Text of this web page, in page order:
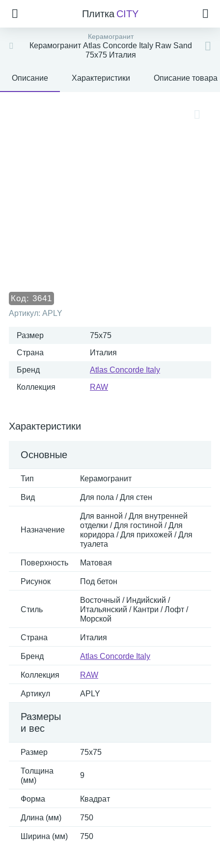
Плитка CITY
Керамогранит
Керамогранит Atlas Concorde Italy Raw Sand
75x75 Италия
Описание Характеристики Описание товара
Код: 3641
Артикул: APLY
Размер 75x75
Страна Италия
Бренд Atlas Concorde Italy
Коллекция RAW
Характеристики
Основные
Тип Керамогранит
Вид Для пола / Для стен
Назначение
Для ванной / Для внутренней
отделки / Для гостиной / Для
коридора / Для прихожей / Для
туалета
Поверхность Матовая
Рисунок Под бетон
Стиль
Восточный / Индийский /
Итальянский / Кантри / Лофт /
Морской
Страна Италия
Бренд Atlas Concorde Italy
Коллекция RAW
Артикул APLY
Размеры
и вес
Размер 75x75
Толщина
(мм)
9
Форма Квадрат
Длина (мм) 750
Ширина (мм) 750